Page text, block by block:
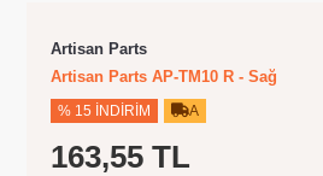
Artisan Parts
Artisan Parts AP-TM10 R - Sağ
% 15 İNDIRIM A
163,55 TL